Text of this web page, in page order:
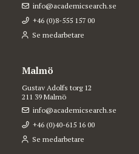
info@academicsearch.se
+46 (0)8-555 157 00
Se medarbetare
Malmö
Gustav Adolfs torg 12
211 39 Malmö
info@academicsearch.se
+46 (0)40-615 16 00
Se medarbetare